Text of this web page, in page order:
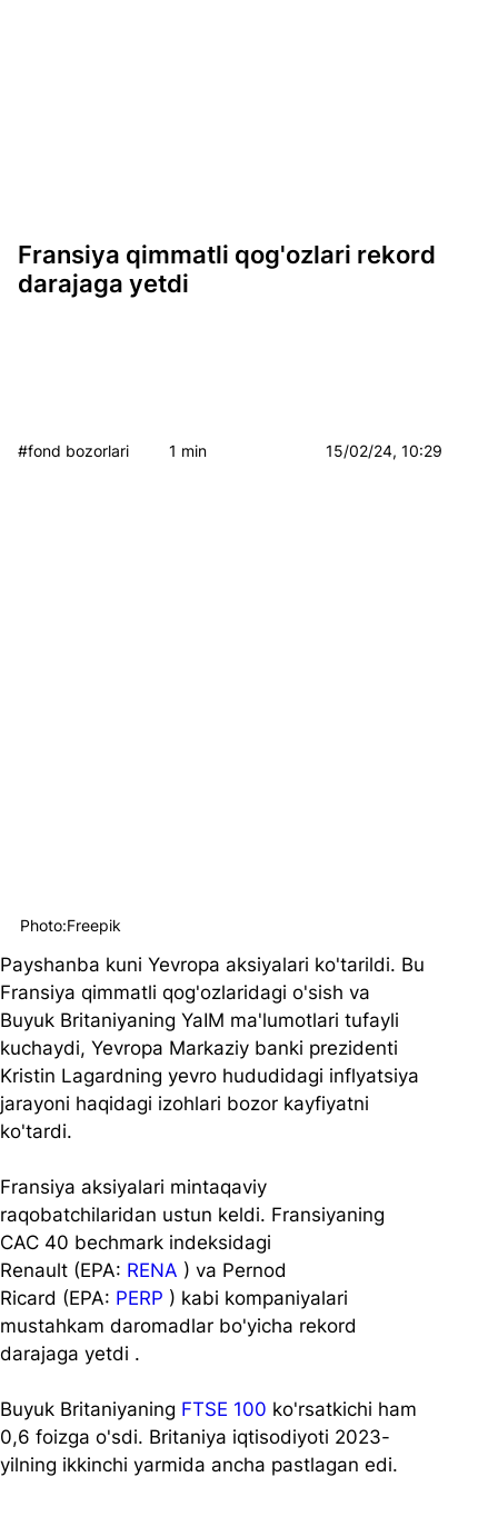
Fransiya qimmatli qog'ozlari rekord
darajaga yetdi
#fond bozorlari 1 min 15/02/24, 10:29
Payshanba kuni Yevropa aksiyalari ko'tarildi. Bu
Fransiya qimmatli qog'ozlaridagi o'sish va
Buyuk Britaniyaning YaIM ma'lumotlari tufayli
kuchaydi, Yevropa Markaziy banki prezidenti
Kristin Lagardning yevro hududidagi inflyatsiya
jarayoni haqidagi izohlari bozor kayfiyatni
ko'tardi.
Fransiya aksiyalari mintaqaviy
raqobatchilaridan ustun keldi. Fransiyaning
CAC 40 bechmark indeksidagi
Renault (EPA: RENA ) va Pernod
Ricard (EPA: PERP ) kabi kompaniyalari
mustahkam daromadlar bo'yicha rekord
darajaga yetdi .
Buyuk Britaniyaning FTSE 100 ko'rsatkichi ham
0,6 foizga o'sdi. Britaniya iqtisodiyoti 2023-
yilning ikkinchi yarmida ancha pastlagan edi.
Photo:Freepik